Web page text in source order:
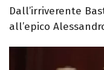
Dall’irriverente
all’epico